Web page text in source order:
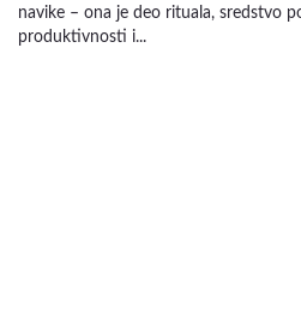
navike – ona je deo rituala, sredstvo
produktivnosti i...